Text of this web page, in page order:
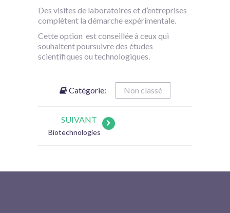
Des visites de laboratoires et d’entreprises
complètent la démarche expérimentale.
Cette option est conseillée à ceux qui
souhaitent poursuivre des études
scientifiques ou technologiques.
Catégorie: Non classé
SUIVANT
Biotechnologies